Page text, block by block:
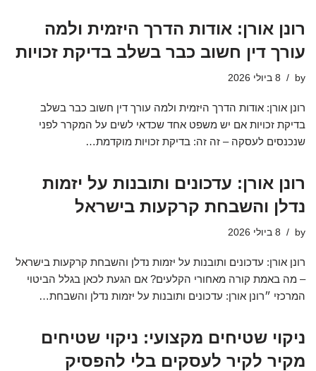
רונן אורן: אודות הדרך היזמית ולמה
עורך דין חשוב כבר בשלב בדיקת זכויות
by 8 ביולי 2026
רונן אורן: אודות הדרך היזמית ולמה עורך דין חשוב כבר בשלב
בדיקת זכויות אם יש משפט אחד שכדאי לשים על המקרר לפני
שנכנסים לעסקה – זה זה: בדיקת זכויות מוקדמת…
רונן אורן: עדכונים ותובנות על יזמות
נדלן והשבחת קרקעות בישראל
by 8 ביולי 2026
רונן אורן: עדכונים ותובנות על יזמות נדלן והשבחת קרקעות בישראל
– מה באמת קורה מאחורי הקלעים? אם הגעת לכאן בגלל הביטוי
המרכזי ״רונן אורן: עדכונים ותובנות על יזמות נדלן והשבחת…
ניקוי שטיחים מקצועי: ניקוי שטיחים
מקיר לקיר לעסקים בלי להפסיק